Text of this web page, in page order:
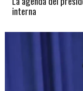
interna